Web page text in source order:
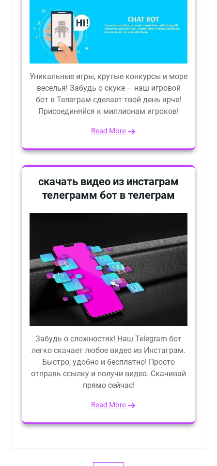
Уникальные игры, крутые конкурсы и море
веселья! Забудь о скуке – наш игровой
бот в Телеграм сделает твой день ярче!
Присоединяйся к миллионам игроков!
Read More
скачать видео из инстаграм
телеграмм бот в телеграм
Забудь о сложностях! Наш Telegram бот
легко скачает любое видео из Инстаграм.
Быстро, удобно и бесплатно! Просто
отправь ссылку и получи видео. Скачивай
прямо сейчас!
Read More